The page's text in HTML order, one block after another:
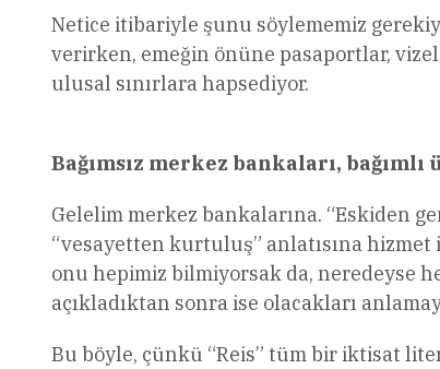
Netice itibariyle şunu söylememiz
verirken, emeğin önüne pasaportlar,
ulusal sınırlara hapsediyor.
Bağımsız merkez bankaları,
Gelelim merkez bankalarına. “Eskiden
“vesayetten kurtuluş” anlatısına hizmet
onu hepimiz bilmiyorsak da, neredeyse
açıkladıktan sonra ise olacakları
Bu böyle, çünkü “Reis” tüm bir iktisat